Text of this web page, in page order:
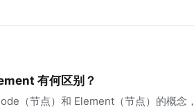
有何区别？
（节点）和 Element（节点）的概念，